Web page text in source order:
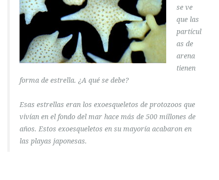
se ve
que las
partícul
as de
arena
tienen
forma de estrella. ¿A qué se debe?
Esas estrellas eran los exoesqueletos de protozoos que
vivían en el fondo del mar hace más de 500 millones de
años. Estos exoesqueletos en su mayoría acabaron en
las playas japonesas.